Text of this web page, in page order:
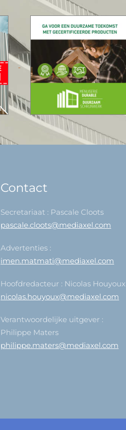
Contact
Secretariaat : Pascale Cloots
pascale.cloots@mediaxel.com
Advertenties :
imen.matmati@mediaxel.com
Hoofdredacteur : Nicolas Houyoux
nicolas.houyoux@mediaxel.com
Verantwoordelijke uitgever :
Philippe Maters
philippe.maters@mediaxel.com